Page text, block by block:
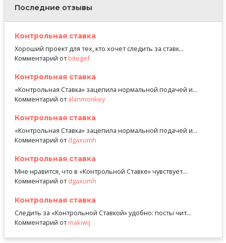
Последние отзывы
Контрольная ставка
Хороший проект для тех, кто хочет следить за ставк...
Комментарий отbitegef
Контрольная ставка
«Контрольная Ставка» зацепила нормальной подачей и...
Комментарий отalanmonkey
Контрольная ставка
«Контрольная Ставка» зацепила нормальной подачей и...
Комментарий отdgaxumh
Контрольная ставка
Мне нравится, что в «Контрольной Ставке» чувствует...
Комментарий отdgaxumh
Контрольная ставка
Следить за «Контрольной Ставкой» удобно: посты чит...
Комментарий отmakiwij